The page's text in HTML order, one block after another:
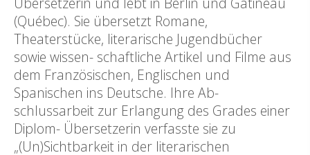
(Québec). Sie übersetzt Romane,
Theaterstücke, literarische Jugendbücher
sowie wissen- schaftliche Artikel und Filme aus
dem Französischen, Englischen und
Spanischen ins Deutsche. Ihre Ab-
schlussarbeit zur Erlangung des Grades einer
Diplom- Übersetzerin verfasste sie zu
„(Un)Sichtbarkeit in der literarischen